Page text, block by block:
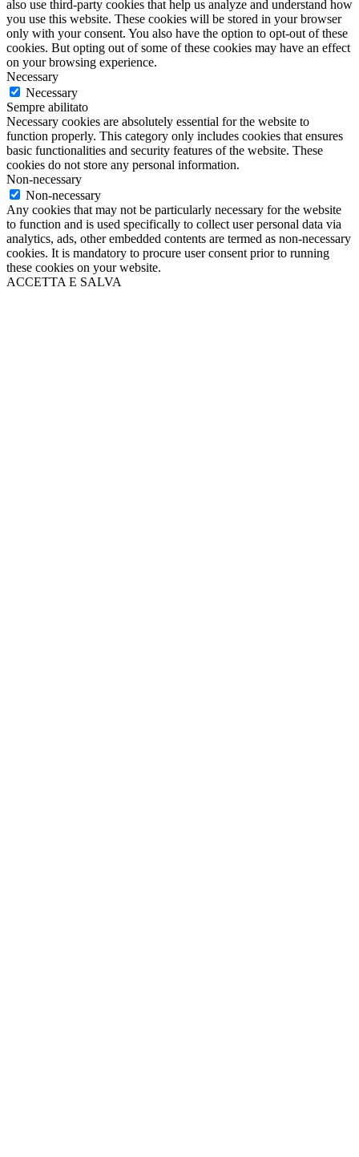
also use third-party cookies that help us analyze and understand how
you use this website. These cookies will be stored in your browser
only with your consent. You also have the option to opt-out of these
cookies. But opting out of some of these cookies may have an effect
on your browsing experience.
Necessary
Necessary
Sempre abilitato
Necessary cookies are absolutely essential for the website to
function properly. This category only includes cookies that ensures
basic functionalities and security features of the website. These
cookies do not store any personal information.
Non-necessary
Non-necessary
Any cookies that may not be particularly necessary for the website
to function and is used specifically to collect user personal data via
analytics, ads, other embedded contents are termed as non-necessary
cookies. It is mandatory to procure user consent prior to running
these cookies on your website.
ACCETTA E SALVA